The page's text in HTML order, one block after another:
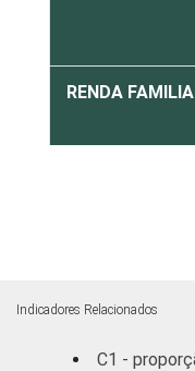
RENDA
RENDA
Indicadores Relacionados
C1 -